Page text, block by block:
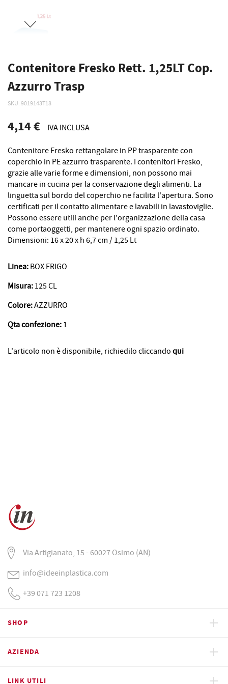
Contenitore Fresko Rett. 1,25LT Cop.
Azzurro Trasp
SKU 9019143T18
4,14 € IVA INCLUSA
Contenitore Fresko rettangolare in PP trasparente con
coperchio in PE azzurro trasparente. I contenitori Fresko,
grazie alle varie forme e dimensioni, non possono mai
mancare in cucina per la conservazione degli alimenti. La
linguetta sul bordo del coperchio ne facilita l'apertura. Sono
certificati per il contatto alimentare e lavabili in lavastoviglie.
Possono essere utili anche per l'organizzazione della casa
come portaoggetti, per mantenere ogni spazio ordinato.
Dimensioni: 16 x 20 x h 6,7 cm / 1,25 Lt
Linea: BOX FRIGO
Misura: 125 CL
Colore:AZZURRO
Qta confezione: 1
L'articolo non è disponibile, richiedilo cliccando qui
Via Artigianato, 15 - 60027 Osimo (AN)
info@ideeinplastica.com
+39 071 723 1208
SHOP
AZIENDA
LINK UTILI